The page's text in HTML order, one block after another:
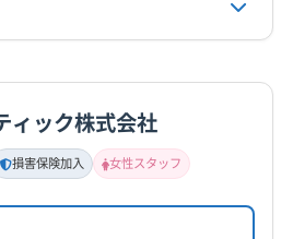
ィック株式会社
損害保険加入 女性スタッフ